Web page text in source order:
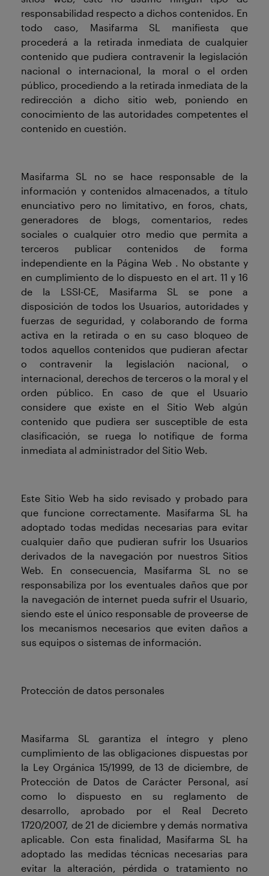
responsabilidad respecto a dichos contenidos. En
todo caso, Masifarma SL manifiesta que
procederá a la retirada inmediata de cualquier
contenido que pudiera contravenir la legislación
nacional o internacional, la moral o el orden
público, procediendo a la retirada inmediata de la
redirección a dicho sitio web, poniendo en
conocimiento de las autoridades competentes el
contenido en cuestión.
Masifarma SL no se hace responsable de la
información y contenidos almacenados, a título
enunciativo pero no limitativo, en foros, chats,
generadores de blogs, comentarios, redes
sociales o cualquier otro medio que permita a
terceros publicar contenidos de forma
independiente en la Página Web . No obstante y
en cumplimiento de lo dispuesto en el art. 11 y 16
de la LSSI-CE, Masifarma SL se pone a
disposición de todos los Usuarios, autoridades y
fuerzas de seguridad, y colaborando de forma
activa en la retirada o en su caso bloqueo de
todos aquellos contenidos que pudieran afectar
o contravenir la legislación nacional, o
internacional, derechos de terceros o la moral y el
orden público. En caso de que el Usuario
considere que existe en el Sitio Web algún
contenido que pudiera ser susceptible de esta
clasificación, se ruega lo notifique de forma
inmediata al administrador del Sitio Web.
Este Sitio Web ha sido revisado y probado para
que funcione correctamente. Masifarma SL ha
adoptado todas medidas necesarias para evitar
cualquier daño que pudieran sufrir los Usuarios
derivados de la navegación por nuestros Sitios
Web. En consecuencia, Masifarma SL no se
responsabiliza por los eventuales daños que por
la navegación de internet pueda sufrir el Usuario,
siendo este el único responsable de proveerse de
los mecanismos necesarios que eviten daños a
sus equipos o sistemas de información.
Protección de datos personales
Masifarma SL garantiza el íntegro y pleno
cumplimiento de las obligaciones dispuestas por
la Ley Orgánica 15/1999, de 13 de diciembre, de
Protección de Datos de Carácter Personal, así
como lo dispuesto en su reglamento de
desarrollo, aprobado por el Real Decreto
1720/2007, de 21 de diciembre y demás normativa
aplicable. Con esta finalidad, Masifarma SL ha
adoptado las medidas técnicas necesarias para
evitar la alteración, pérdida o tratamiento no